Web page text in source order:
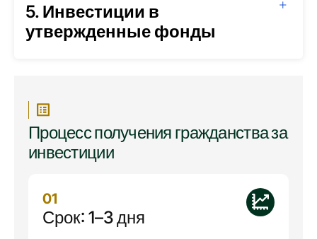
5. Инвестиции в
утвержденные фонды
Процесс получения гражданства за
инвестиции
01
Срок: 1–3 дня